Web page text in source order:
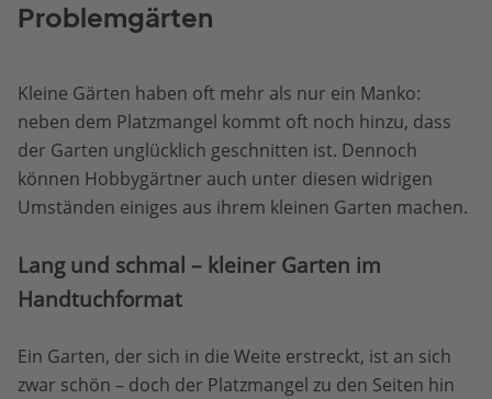
Problemgärten
Kleine Gärten haben oft mehr als nur ein Manko:
neben dem Platzmangel kommt oft noch hinzu, dass
der Garten unglücklich geschnitten ist. Dennoch
können Hobbygärtner auch unter diesen widrigen
Umständen einiges aus ihrem kleinen Garten machen.
Lang und schmal – kleiner Garten im
Handtuchformat
Ein Garten, der sich in die Weite erstreckt, ist an sich
zwar schön – doch der Platzmangel zu den Seiten hin